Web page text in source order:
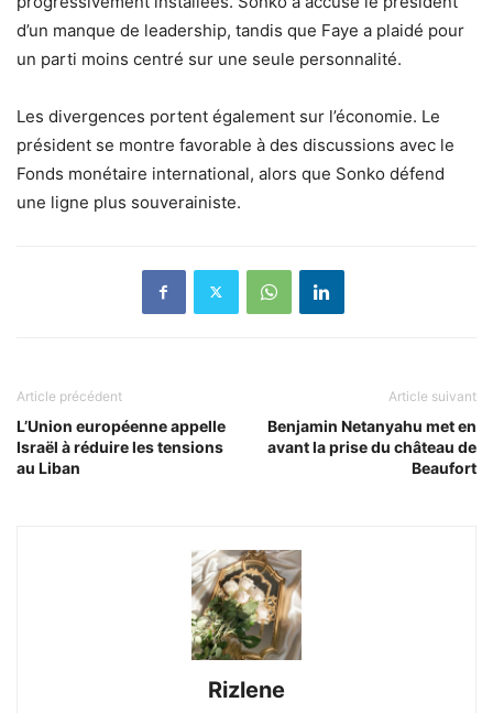
d’un manque de leadership, tandis que Faye a plaidé pour
un parti moins centré sur une seule personnalité.
Les divergences portent également sur l’économie. Le
président se montre favorable à des discussions avec le
Fonds monétaire international, alors que Sonko défend
une ligne plus souverainiste.
Article précédent
L’Union européenne appelle
Israël à réduire les tensions
au Liban
Article suivant
Benjamin Netanyahu met en
avant la prise du château de
Beaufort
Rizlene